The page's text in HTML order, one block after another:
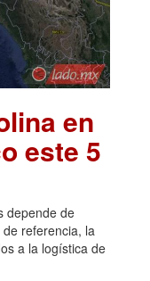
en
este 5
depende de
referencia, la
a la logística de